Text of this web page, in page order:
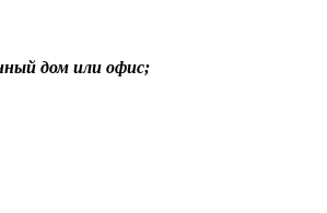
дом или офис;